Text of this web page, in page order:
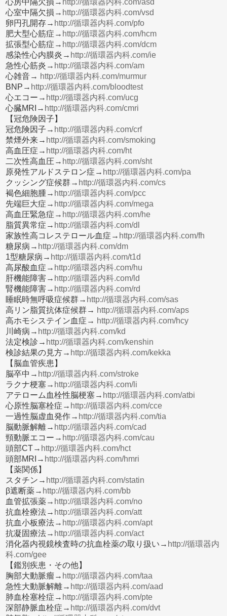
心房中隔欠損→ http://循環器内科.com/asd
心室中隔欠損→ http://循環器内科.com/vsd
卵円孔開存→ http://循環器内科.com/pfo
肥大型心筋症→ http://循環器内科.com/hcm
拡張型心筋症→ http://循環器内科.com/dcm
感染性心内膜炎→ http://循環器内科.com/ie
急性心筋炎→ http://循環器内科.com/am
心雑音→ http://循環器内科.com/murmur
BNP→ http://循環器内科.com/bloodtest
心エコー→ http://循環器内科.com/ucg
心臓MRI→ http://循環器内科.com/cmri
【冠危険因子】
冠危険因子→ http://循環器内科.com/crf
禁煙外来→ http://循環器内科.com/smoking
高血圧症→ http://循環器内科.com/ht
二次性高血圧→ http://循環器内科.com/sht
原発性アルドステロン症→ http://循環器内科.com/pa
クッシング症候群→ http://循環器内科.com/cs
褐色細胞腫→ http://循環器内科.com/pcc
先端巨大症→ http://循環器内科.com/mega
高血圧緊急症→ http://循環器内科.com/he
脂質異常症→ http://循環器内科.com/dl
家族性高コレステロール血症→ http://循環器内科.com/fh
糖尿病→ http://循環器内科.com/dm
1型糖尿病→ http://循環器内科.com/t1d
高尿酸血症→ http://循環器内科.com/hu
肝機能障害→ http://循環器内科.com/ld
腎機能障害→ http://循環器内科.com/rd
睡眠時無呼吸症候群→ http://循環器内科.com/sas
高リン脂質抗体症候群→ http://循環器内科.com/aps
高ホモシステイン血症→ http://循環器内科.com/hcy
川崎病→ http://循環器内科.com/kd
法定検診→ http://循環器内科.com/kenshin
検診結果の見方→ http://循環器内科.com/kekka
【脳血管疾患】
脳卒中→ http://循環器内科.com/stroke
ラクナ梗塞→ http://循環器内科.com/li
アテローム血栓性脳梗塞→ http://循環器内科.com/atbi
心原性脳塞栓症→ http://循環器内科.com/cce
一過性脳虚血発作→ http://循環器内科.com/tia
脳動脈解離→ http://循環器内科.com/cad
頸動脈エコー→ http://循環器内科.com/cau
頭部CT→ http://循環器内科.com/hct
頭部MRI→ http://循環器内科.com/hmri
【薬関係】
スタチン→ http://循環器内科.com/statin
β遮断薬→ http://循環器内科.com/bb
血管拡張薬→ http://循環器内科.com/no
抗血栓療法→ http://循環器内科.com/att
抗血小板療法→ http://循環器内科.com/apt
抗凝固療法→ http://循環器内科.com/act
消化器内視鏡検査時の抗血栓薬の取り扱い→ http://循環器内
科.com/gee
【鑑別疾患・その他】
胸部大動脈瘤→ http://循環器内科.com/taa
急性大動脈解離→ http://循環器内科.com/aad
肺血栓塞栓症→ http://循環器内科.com/pte
深部静脈血栓症→ http://循環器内科.com/dvt